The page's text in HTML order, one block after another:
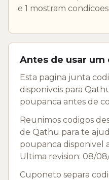
e 1 mostram
Antes de usar um
Esta pagina junta
disponiveis para
poupanca antes de
Reunimos codigos
de Qathu para te
poupanca disponivel
Ultima revision: 08/
Cuponeto separa